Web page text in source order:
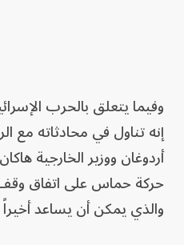
وفيما يتعلق بالحرب
إنه تناول في محادثاته
أردوغان ووزير الخارجية
حركة حماس على اتفاق وقف
والذي يمكن أن يساعد